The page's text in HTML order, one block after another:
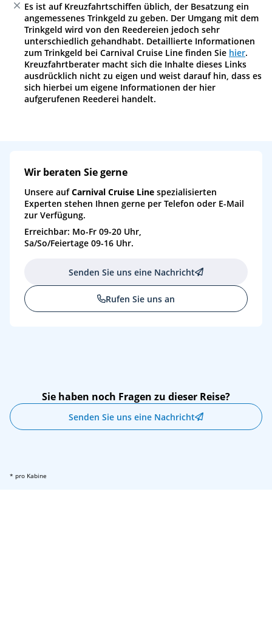
Es ist auf Kreuzfahrtschiffen üblich, der Besatzung ein
angemessenes Trinkgeld zu geben. Der Umgang mit dem
Trinkgeld wird von den Reedereien jedoch sehr
unterschiedlich gehandhabt. Detaillierte Informationen
zum Trinkgeld bei Carnival Cruise Line finden Sie hier.
Kreuzfahrtberater macht sich die Inhalte dieses Links
ausdrücklich nicht zu eigen und weist darauf hin, dass es
sich hierbei um eigene Informationen der hier
aufgerufenen Reederei handelt.
Wir beraten Sie gerne
Unsere aufCarnival Cruise Line spezialisierten
Experten stehen Ihnen gerne per Telefon oder E-Mail
zur Verfügung.
Erreichbar: Mo-Fr 09-20 Uhr,
Sa/So/Feiertage 09-16 Uhr.
Senden Sie uns eine Nachricht
Rufen Sie uns an
Sie haben noch Fragen zu dieser Reise?
Senden Sie uns eine Nachricht
* pro Kabine